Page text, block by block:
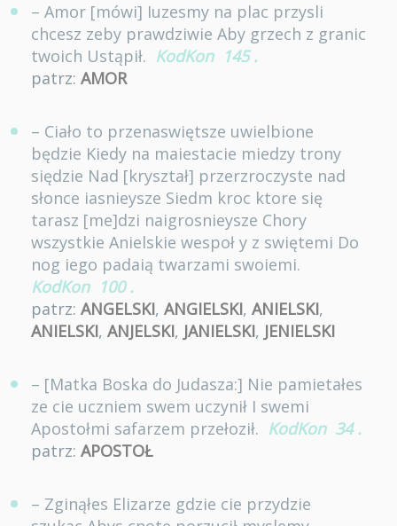
– Amor [mówi] Iuzesmy na plac przysli
chcesz zeby prawdziwie Aby grzech z granic
twoich Ustąpił. KodKon 145 .
patrz: AMOR
– Ciało to przenaswiętsze uwielbione
będzie Kiedy na maiestacie miedzy trony
siędzie Nad [kryształ] przerzroczyste nad
słonce iasnieysze Siedm kroc ktore się
tarasz [me]dzi naigrosnieysze Chory
wszystkie Anielskie wespoł y z swiętemi Do
nog iego padaią twarzami swoiemi.
KodKon 100 .
patrz: ANGELSKI, ANGIELSKI, ANIELSKI,
ANIELSKI, ANJELSKI, JANIELSKI, JENIELSKI
– [Matka Boska do Judasza:] Nie pamietałes
ze cie uczniem swem uczynił I swemi
Apostołmi safarzem przełoził. KodKon 34 .
patrz: APOSTOŁ
– Zginąłes Elizarze gdzie cie przydzie